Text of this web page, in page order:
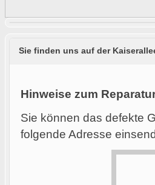
Sie finden uns auf der
Hinweise zum
Sie können das defekte
folgende Adresse